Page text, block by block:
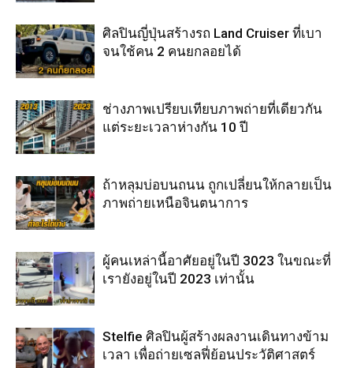
ศิลปินญี่ปุ่นสร้างรถ Land Cruiser ที่เบา
จนใช้คน 2 คนยกลอยได้
ช่างภาพเปรียบเทียบภาพถ่ายที่เดียวกัน
แต่ระยะเวลาห่างกัน 10 ปี
ถ้าหลุมบ่อบนถนน ถูกเปลี่ยนให้กลายเป็น
ภาพถ่ายเหนือจินตนาการ
ผู้คนเหล่านี้อาศัยอยู่ในปี 3023 ในขณะที่
เรายังอยู่ในปี 2023 เท่านั้น
Stelfie ศิลปินผู้สร้างผลงานเดินทางข้าม
เวลา เพื่อถ่ายเซลฟี่ย้อนประวัติศาสตร์